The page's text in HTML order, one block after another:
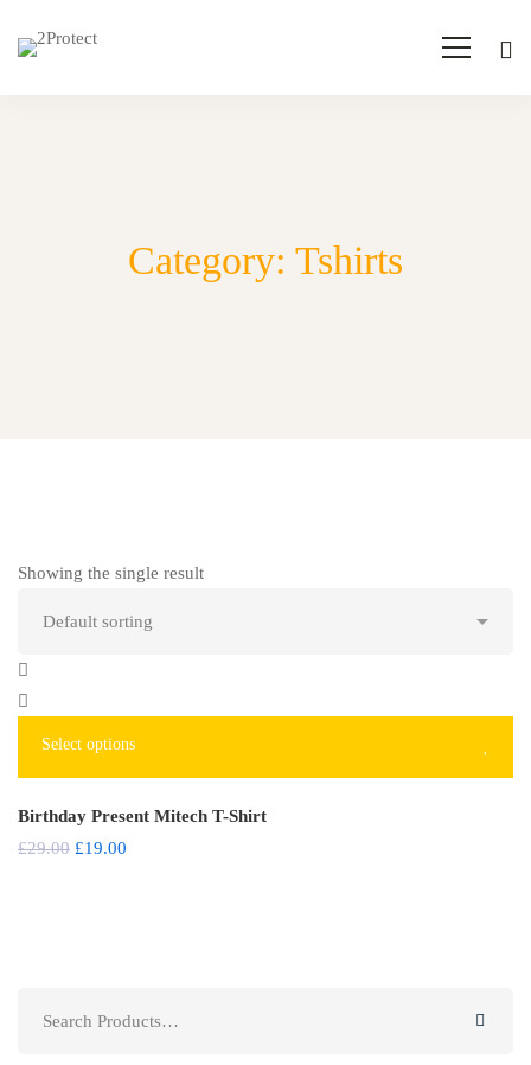
Category: Tshirts
Showing the single result
Select options
Birthday Present Mitech T-Shirt
£29.00 £19.00